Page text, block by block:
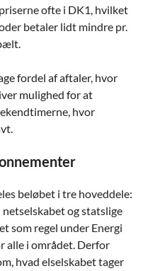
ofte i DK1, hvilket
betaler lidt mindre pr.
fordel af aftaler, hvor
mulighed for at
hvor
beløbet i tre hoveddele:
og statslige
som regel under Energi
alle i området. Derfor
hvad elselskabet tager